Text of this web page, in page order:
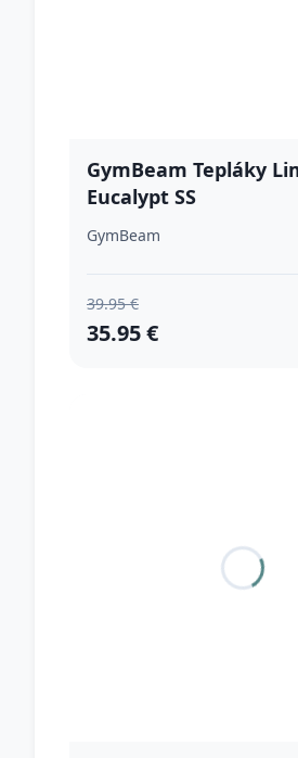
GymBeam Tepláky
Eucalypt SS
GymBeam
39.95 €
35.95 €